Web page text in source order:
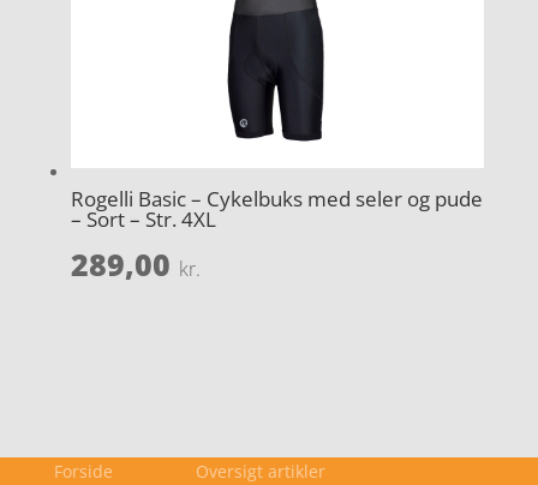
Rogelli Basic – Cykelbuks med seler og pude
– Sort – Str. 4XL
289,00 kr.
Forside
Oversigt artikler